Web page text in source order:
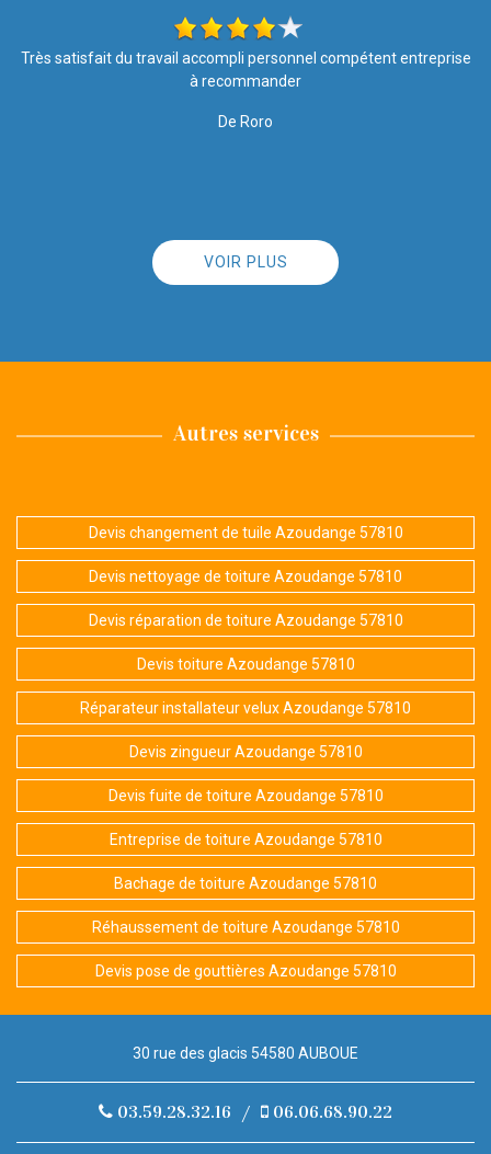
Je recommande au top !!
VOIR PLUS
Autres services
Devis changement de tuile Azoudange 57810
Devis nettoyage de toiture Azoudange 57810
Devis réparation de toiture Azoudange 57810
Devis toiture Azoudange 57810
Réparateur installateur velux Azoudange 57810
Devis zingueur Azoudange 57810
Devis fuite de toiture Azoudange 57810
Entreprise de toiture Azoudange 57810
Bachage de toiture Azoudange 57810
Réhaussement de toiture Azoudange 57810
Devis pose de gouttières Azoudange 57810
30 rue des glacis 54580 AUBOUE
03.59.28.32.16 / 06.06.68.90.22